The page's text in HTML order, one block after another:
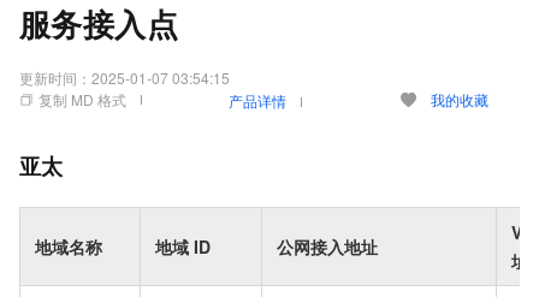
服务接入点
更新时间： 2025-01-07 03:54:15
复制 MD 格式
产品详情 我的收藏
亚太
地域名称 地域 ID 公网接入地址
址